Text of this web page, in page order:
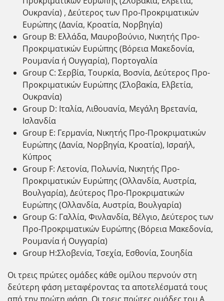
Ουκρανία) , Δεύτερος των Προ-Προκριματικών
Ευρώπης (Δανία, Κροατία, Νορβηγία)
Group B: Ελλάδα, Μαυροβούνιο, Νικητής Προ-
Προκριματικών Ευρώπης (Βόρεια Μακεδονία,
Ρουμανία ή Ουγγαρία), Πορτογαλία
Group C: Σερβία, Τουρκία, Βοσνία, Δεύτερος Προ-
Προκριματικών Ευρώπης (Σλοβακία, Ελβετία,
Ουκρανία)
Group D: Ιταλία, Λιθουανία, Μεγάλη Βρετανία,
Ισλανδία
Group E: Γερμανία, Νικητής Προ-Προκριματικών
Ευρώπης (Δανία, Νορβηγία, Κροατία), Ισραήλ,
Κύπρος
Group F: Λετονία, Πολωνία, Νικητής Προ-
Προκριματικών Ευρώπης (Ολλανδία, Αυστρία,
Βουλγαρία), Δεύτερος Προ-Προκριματικών
Ευρώπης (Ολλανδία, Αυστρία, Βουλγαρία)
Group G: Γαλλία, Φινλανδία, Βέλγιο, Δεύτερος των
Προ-Προκριματικών Ευρώπης (Βόρεια Μακεδονία,
Ρουμανία ή Ουγγαρία)
Group H:Σλοβενία, Τσεχία, Εσθονία, Σουηδία
Οι τρεις πρώτες ομάδες κάθε ομίλου περνούν στη
δεύτερη φάση μεταφέροντας τα αποτελέσματά τους